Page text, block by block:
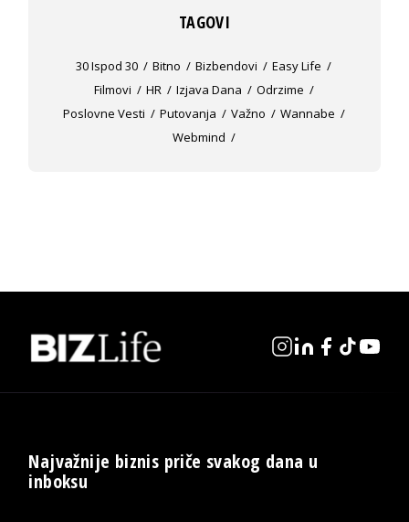
TAGOVI
30 Ispod 30 Bitno Bizbendovi
Easy Life
Filmovi
HR Izjava Dana
Odrzime
Poslovne Vesti
Putovanja Važno
Wannabe
Webmind
Najvažnije biznis priče svakog dana u
inboksu